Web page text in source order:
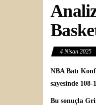
4 Nisan 2025
NBA Batı
sayesinde
Bu sonuçla